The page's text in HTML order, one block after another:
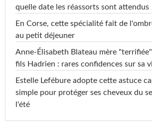
quelle date les réassorts sont attendus
En Corse, cette spécialité fait de
au petit déjeuner
Anne-Élisabeth Blateau mère
fils Hadrien : rares confidences sur sa
Estelle Lefébure adopte cette astuce
simple pour protéger ses cheveux du
l'été